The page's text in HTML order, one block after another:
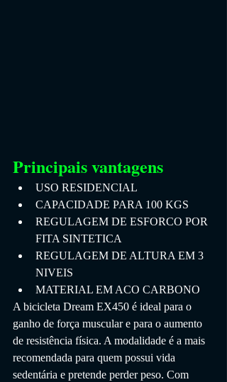
Principais vantagens
USO RESIDENCIAL
CAPACIDADE PARA 100 KGS
REGULAGEM DE ESFORCO POR
FITA SINTETICA
REGULAGEM DE ALTURA EM 3
NIVEIS
MATERIAL EM ACO CARBONO
A bicicleta Dream EX450 é ideal para o
ganho de força muscular e para o aumento
de resistência física. A modalidade é a mais
recomendada para quem possui vida
sedentária e pretende perder peso. Com